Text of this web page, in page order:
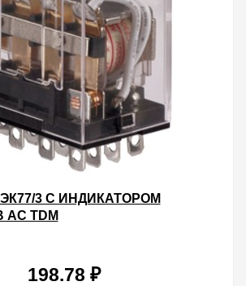
3 С ИНДИКАТОРОМ
AC TDM
198.78 ₽